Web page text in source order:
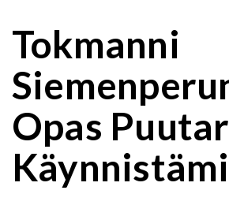
Tokmanni
Opas